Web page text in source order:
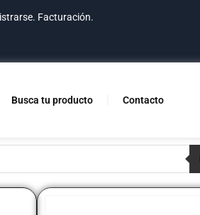
Facturación.
Busca tu producto Contacto